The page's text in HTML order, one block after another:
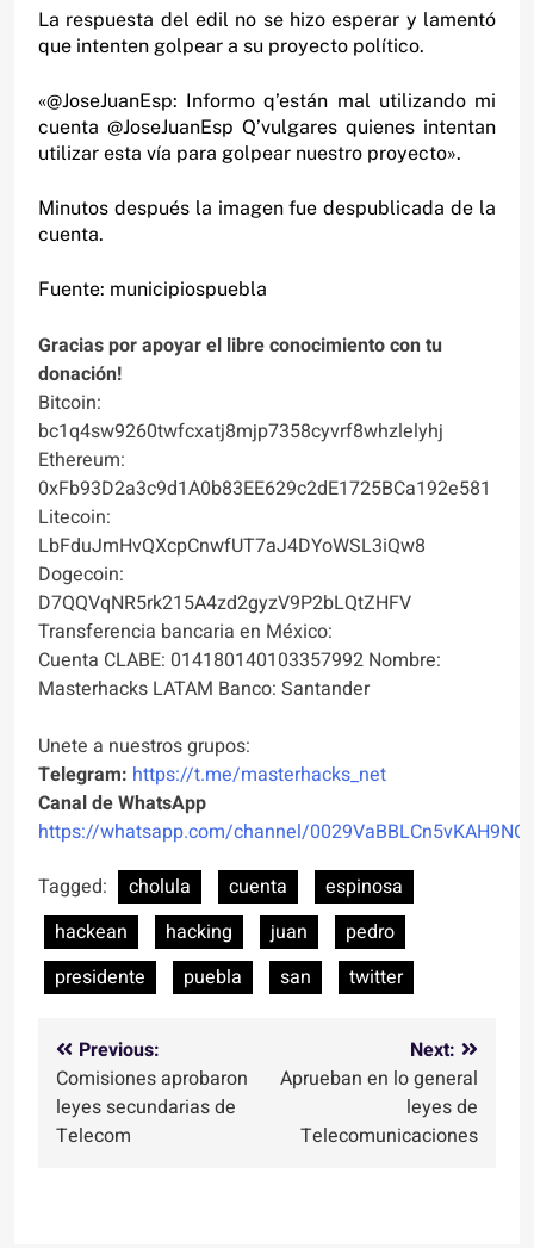
La respuesta del edil no se hizo esperar y lamentó
que intenten golpear a su proyecto político.
«@JoseJuanEsp: Informo q’están mal utilizando mi
cuenta @JoseJuanEsp Q’vulgares quienes intentan
utilizar esta vía para golpear nuestro proyecto».
Minutos después la imagen fue despublicada de la
cuenta.
Fuente: municipiospuebla
Gracias por apoyar el libre conocimiento con tu
donación!
Bitcoin:
bc1q4sw9260twfcxatj8mjp7358cyvrf8whzlelyhj
Ethereum:
0xFb93D2a3c9d1A0b83EE629c2dE1725BCa192e581
Litecoin:
LbFduJmHvQXcpCnwfUT7aJ4DYoWSL3iQw8
Dogecoin:
D7QQVqNR5rk215A4zd2gyzV9P2bLQtZHFV
Transferencia bancaria en México:
Cuenta CLABE: 014180140103357992 Nombre:
Masterhacks LATAM Banco: Santander
Unete a nuestros grupos:
Telegram: https://t.me/masterhacks_net
Canal de WhatsApp
https://whatsapp.com/channel/
Tagged:
cholula cuenta
espinosa
hackean
hacking juan
pedro
presidente
puebla san twitter
Navegación
de
entradas
Previous:
Comisiones aprobaron
leyes secundarias de
Telecom
Next:
Aprueban en lo general
leyes de
Telecomunicaciones